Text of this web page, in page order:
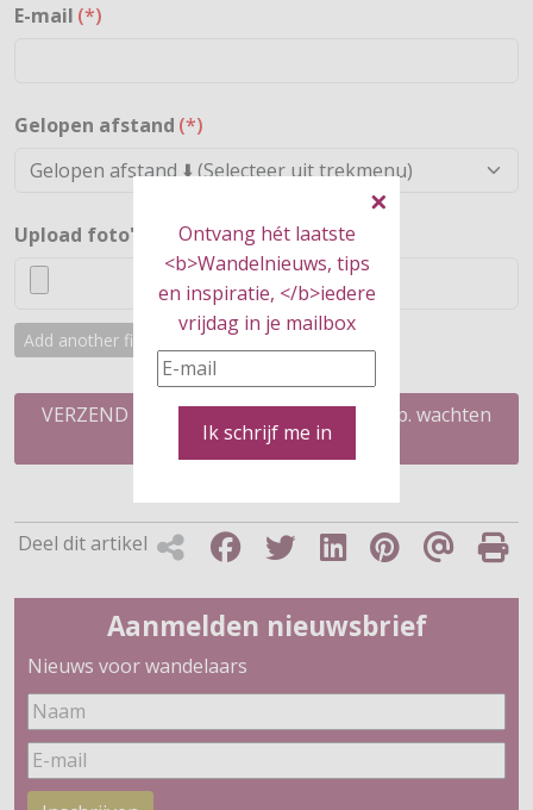
Ontvang hét laatste
<b>Wandelnieuws, tips
en inspiratie, </b>iedere
vrijdag in je mailbox
Ik schrijf me in
E-mail (*)
Gelopen afstand (*)
Upload foto's
Add another file
VERZEND (belangrijk: na verzending s.v.p. wachten
op bevestiging)
Deel dit artikel
Aanmelden nieuwsbrief
Nieuws voor wandelaars